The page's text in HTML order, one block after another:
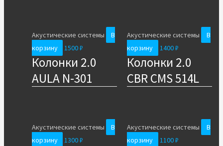
Акустические системы
В
корзину
1500₽
Колонки 2.0
AULA N-301
Акустические системы
В
корзину
1400₽
Колонки 2.0
CBR CMS 514L
Акустические системы
В
корзину
1300₽
Акустические системы
В
корзину
1100₽